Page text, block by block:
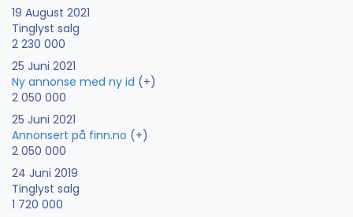
19 August 2021
Tinglyst salg
2 230 000
25 Juni 2021
Ny annonse med ny id (+)
2 050 000
25 Juni 2021
Annonsert på finn.no (+)
2 050 000
24 Juni 2019
Tinglyst salg
1 720 000